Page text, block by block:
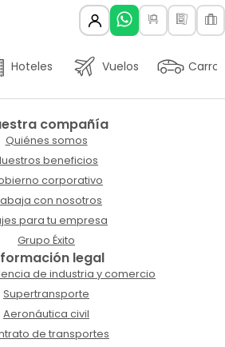
Hoteles Vuelos Carros
compañía
Quiénes somos
beneficios
corporativo
con nosotros
para tu empresa
Grupo Éxito
legal
de industria y comercio
Supertransporte
Aeronáutica civil
de transportes